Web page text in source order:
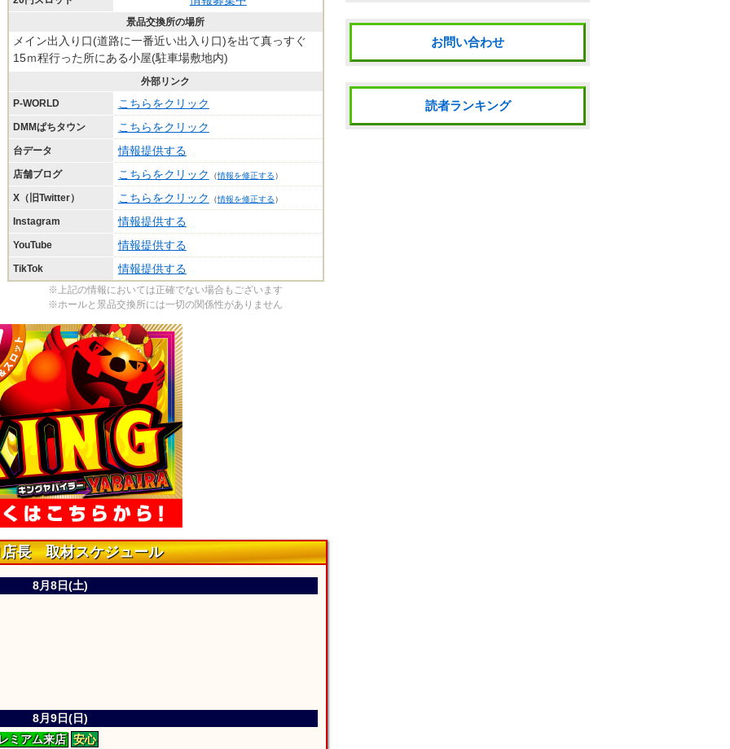
景品交換所の場所
メイン出入り口(道路に一番近い出入り口)を出て真っすぐ
15ｍ程行った所にある小屋(駐車場敷地内)
外部リンク
P-WORLD
こちらをクリック
DMMぱちタウン こちらをクリック
台データ 情報提供する
店舗ブログ こちらをクリック （情報を修正する）
X（旧Twitter） こちらをクリック （情報を修正する）
Instagram 情報提供する
YouTube 情報提供する
TikTok 情報提供する
※上記の情報においては正確でない場合もございます
※ホールと景品交換所には一切の関係性がありません
店長 取材スケジュール
8月8日(土)
8月9日(日)
ミアム来店 安心
お問い合わせ
読者ランキング